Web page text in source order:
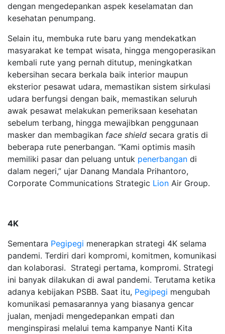
dengan mengedepankan aspek keselamatan dan
kesehatan penumpang.
Selain itu, membuka rute baru yang mendekatkan
masyarakat ke tempat wisata, hingga mengoperasikan
kembali rute yang pernah ditutup, meningkatkan
kebersihan secara berkala baik interior maupun
eksterior pesawat udara, memastikan sistem sirkulasi
udara berfungsi dengan baik, memastikan seluruh
awak pesawat melakukan pemeriksaan kesehatan
sebelum terbang, hingga mewajibkan penggunaan
masker dan membagikan face shield secara gratis di
beberapa rute penerbangan. “Kami optimis masih
memiliki pasar dan peluang untuk penerbangan di
dalam negeri,” ujar Danang Mandala Prihantoro,
Corporate Communications Strategic Lion Air Group.
4K
Sementara Pegipegi menerapkan strategi 4K selama
pandemi. Terdiri dari kompromi, komitmen, komunikasi
dan kolaborasi. Strategi pertama, kompromi. Strategi
ini banyak dilakukan di awal pandemi. Terutama ketika
adanya kebijakan PSBB. Saat itu, Pegipegi mengubah
komunikasi pemasarannya yang biasanya gencar
jualan, menjadi mengedepankan empati dan
menginspirasi melalui tema kampanye Nanti Kita